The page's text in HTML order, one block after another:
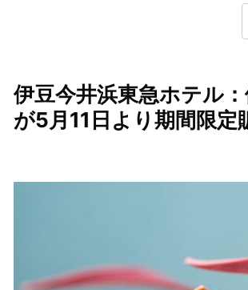
伊豆今井浜東急ホテル
が5月11日より期間限定